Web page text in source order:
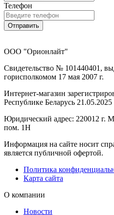
Телефон
Отправить
ООО "Орионлайт"
Свидетельство № 101440401,
горисполкомом 17 мая 2007 г.
Интернет-магазин
Республике Беларусь
Юридический адрес: 220012 г.
пом. 1Н
Информация на сайте носит
является публичной офертой.
Политика
Карта сайта
О компании
Новости